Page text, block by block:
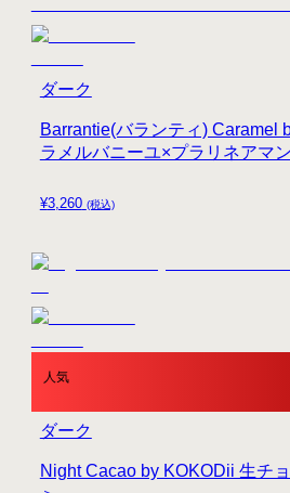
¥3,260 (税込)
Barrantie(バランティ) Caramel
ラメルバニーユ×プラリネアマン
ダーク
人気
Night Cacao by KOKODii 生チ
ダーク